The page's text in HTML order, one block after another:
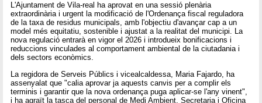
L'Ajuntament de Vila-real ha aprovat en una sessió plenària
extraordinària i urgent la modificació de l'Ordenança fiscal reguladora
de la taxa de residus municipals, amb l'objectiu d'avançar cap a un
model més equitatiu, sostenible i ajustat a la realitat del municipi. La
nova regulació entrarà en vigor el 2026 i introdueix bonificacions i
reduccions vinculades al comportament ambiental de la ciutadania i
dels sectors econòmics.
La regidora de Serveis Públics i vicealcaldessa, Maria Fajardo, ha
assenyalat que "calia aprovar ja aquests canvis per a complir els
terminis i garantir que la nova ordenança puga aplicar-se l'any vinent",
i ha agraït la tasca del personal de Medi Ambient, Secretaria i Oficina